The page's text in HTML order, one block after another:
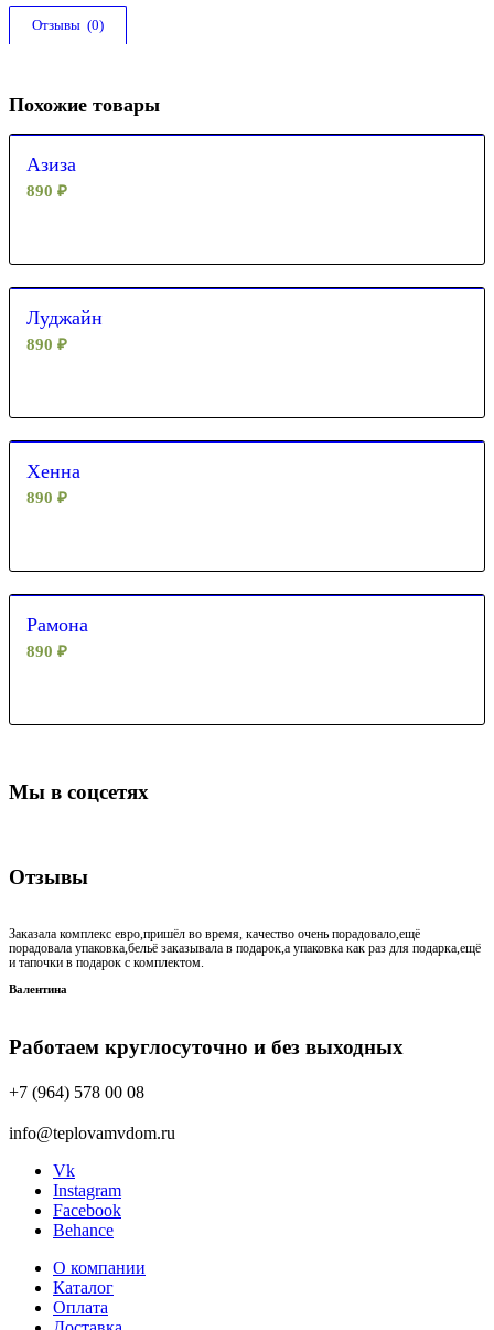
Отзывы  (0)
Похожие товары
Азиза
890 ₽
Луджайн
890 ₽
Хенна
890 ₽
Рамона
890 ₽
Мы в соцсетях
Отзывы
Заказала комплекс евро,пришёл во время, качество очень порадовало,ещё
порадовала упаковка,бельё заказывала в подарок,а упаковка как раз для подарка,ещё
и тапочки в подарок с комплектом.
Валентина
Работаем круглосуточно и без выходных
+7 (964) 578 00 08
info@teplovamvdom.ru
Vk
Instagram
Facebook
Behance
О компании
Каталог
Оплата